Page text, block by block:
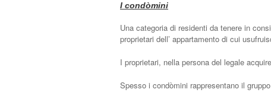
I condòmini
Una categoria di residenti da tenere in
proprietari dell’ appartamento di cui
I proprietari, nella persona del legale
Spesso i condòmini rappresentano il